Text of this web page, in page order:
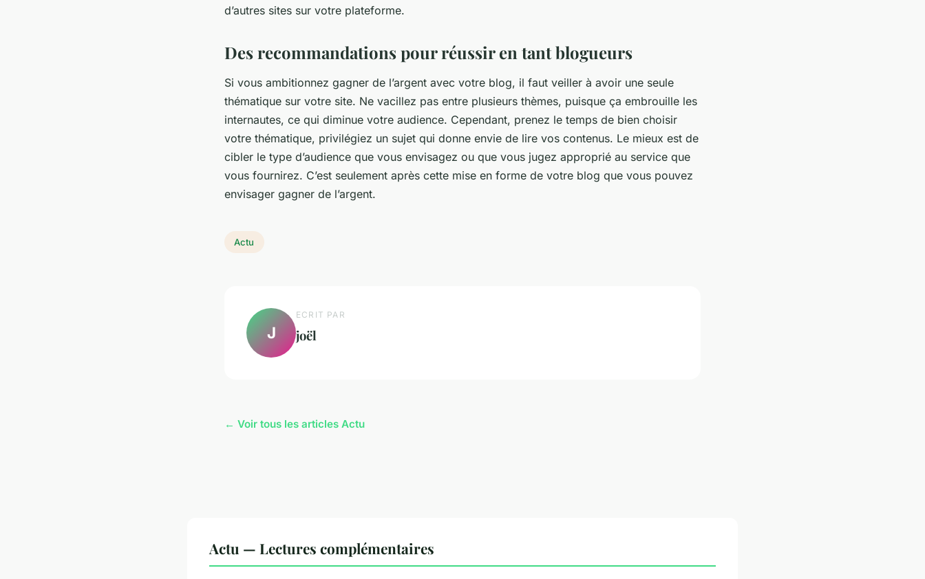
d’autres sites sur votre plateforme.
Des recommandations pour réussir en tant blogueurs
Si vous ambitionnez gagner de l’argent avec votre blog, il faut veiller à avoir une seule
thématique sur votre site. Ne vacillez pas entre plusieurs thèmes, puisque ça embrouille les
internautes, ce qui diminue votre audience. Cependant, prenez le temps de bien choisir
votre thématique, privilégiez un sujet qui donne envie de lire vos contenus. Le mieux est de
cibler le type d’audience que vous envisagez ou que vous jugez approprié au service que
vous fournirez. C’est seulement après cette mise en forme de votre blog que vous pouvez
envisager gagner de l’argent.
Actu
J
ECRIT PAR
joël
← Voir tous les articles Actu
Actu — Lectures complémentaires